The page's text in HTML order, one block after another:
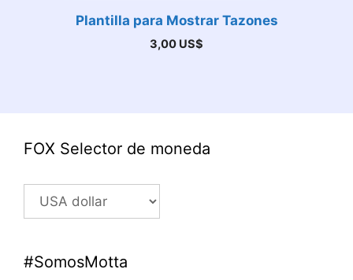
Plantilla para Mostrar Tazones
3,00 US$
FOX Selector de moneda
#SomosMotta